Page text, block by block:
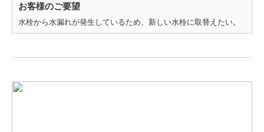
お客様のご要望
水栓から水漏れが発生しているため、新しい水栓に取替えたい。